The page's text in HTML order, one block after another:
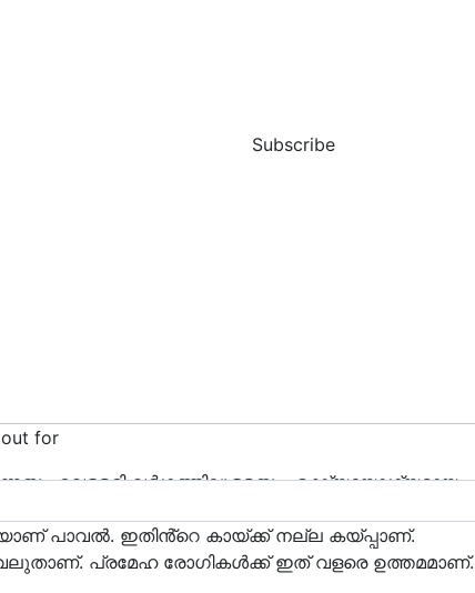
Subscribe
for
വെള്ളരി വർഗ്ഗത്തിലുള്ളതും, ഭക്ഷ്യയോഗ്യമായ
പ്രദേശങ്ങൾ എന്നിവിടങ്ങിൽ സമൃദ്ധമായി കൃഷി
പാവൽ. ഇതിൻ്റെ കായ്ക്ക് നല്ല കയ്പ്പാണ്.
പ്രമേഹ രോഗികൾക്ക് ഇത് വളരെ ഉത്തമമാണ്.